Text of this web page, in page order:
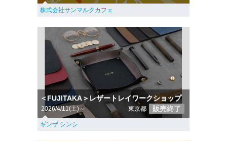
株式会社サンマルクカフェ
＜FUJITAKA＞レザートレイワークショップ
2026/4/11(土)～ 東京都 販売終了
ギンザ シンシ